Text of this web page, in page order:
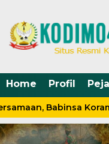
Home Profil
Babinsa